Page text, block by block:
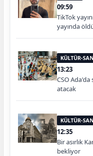
09:59
TikTok
yayında
KÜLTÜR-
13:23
CSO
atacak
KÜLTÜR-
12:35
Bir asırlık
bekliyor